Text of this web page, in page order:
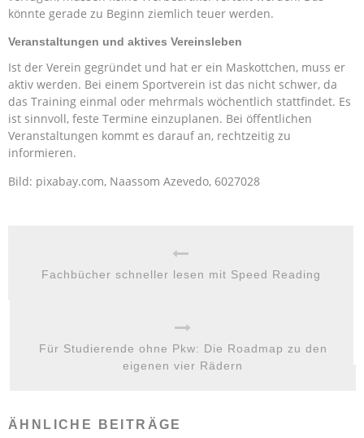
könnte gerade zu Beginn ziemlich teuer werden.
Veranstaltungen und aktives Vereinsleben
Ist der Verein gegründet und hat er ein Maskottchen, muss er
aktiv werden. Bei einem Sportverein ist das nicht schwer, da
das Training einmal oder mehrmals wöchentlich stattfindet. Es
ist sinnvoll, feste Termine einzuplanen. Bei öffentlichen
Veranstaltungen kommt es darauf an, rechtzeitig zu
informieren.
Bild: pixabay.com, Naassom Azevedo, 6027028
Fachbücher schneller lesen mit Speed Reading
Für Studierende ohne Pkw: Die Roadmap zu den
eigenen vier Rädern
ÄHNLICHE BEITRÄGE